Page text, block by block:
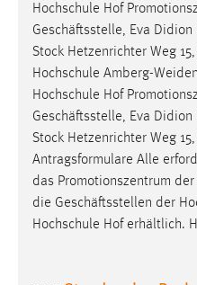
Hochschule Hof
Geschäftsstelle, Eva
Stock Hetzenrichter Weg
Hochschule Amberg-Weiden
Hochschule Hof
Geschäftsstelle, Eva
Stock Hetzenrichter Weg
Antragsformulare Alle
das Promotionszentrum der
die Geschäftsstellen der
Hochschule Hof erhältlich.